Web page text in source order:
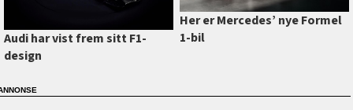
Audi har vist frem sitt F1-
design
Her er Mercedes’ nye Formel
1-bil